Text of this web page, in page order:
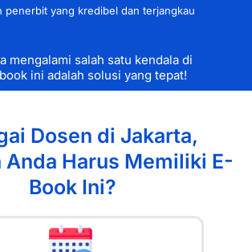
penerbit yang kredibel dan terjangkau
mengalami salah satu kendala di
ini adalah solusi yang tepat!
Dosen di Jakarta,
Anda Harus Memiliki E-
Book Ini?